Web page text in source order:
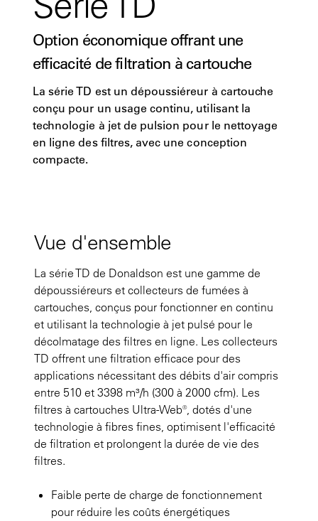
Option économique offrant une
efficacité de filtration à cartouche
La série TD est un dépoussiéreur à cartouche
conçu pour un usage continu, utilisant la
technologie à jet de pulsion pour le nettoyage
en ligne des filtres, avec une conception
compacte.
Vue d'ensemble
La série TD de Donaldson est une gamme de
dépoussiéreurs et collecteurs de fumées à
cartouches, conçus pour fonctionner en continu
et utilisant la technologie à jet pulsé pour le
décolmatage des filtres en ligne. Les collecteurs
TD offrent une filtration efficace pour des
applications nécessitant des débits d'air compris
entre 510 et 3398 m³/h (300 à 2000 cfm). Les
filtres à cartouches Ultra-Web®, dotés d'une
technologie à fibres fines, optimisent l'efficacité
de filtration et prolongent la durée de vie des
filtres.
Faible perte de charge de fonctionnement
pour réduire les coûts énergétiques